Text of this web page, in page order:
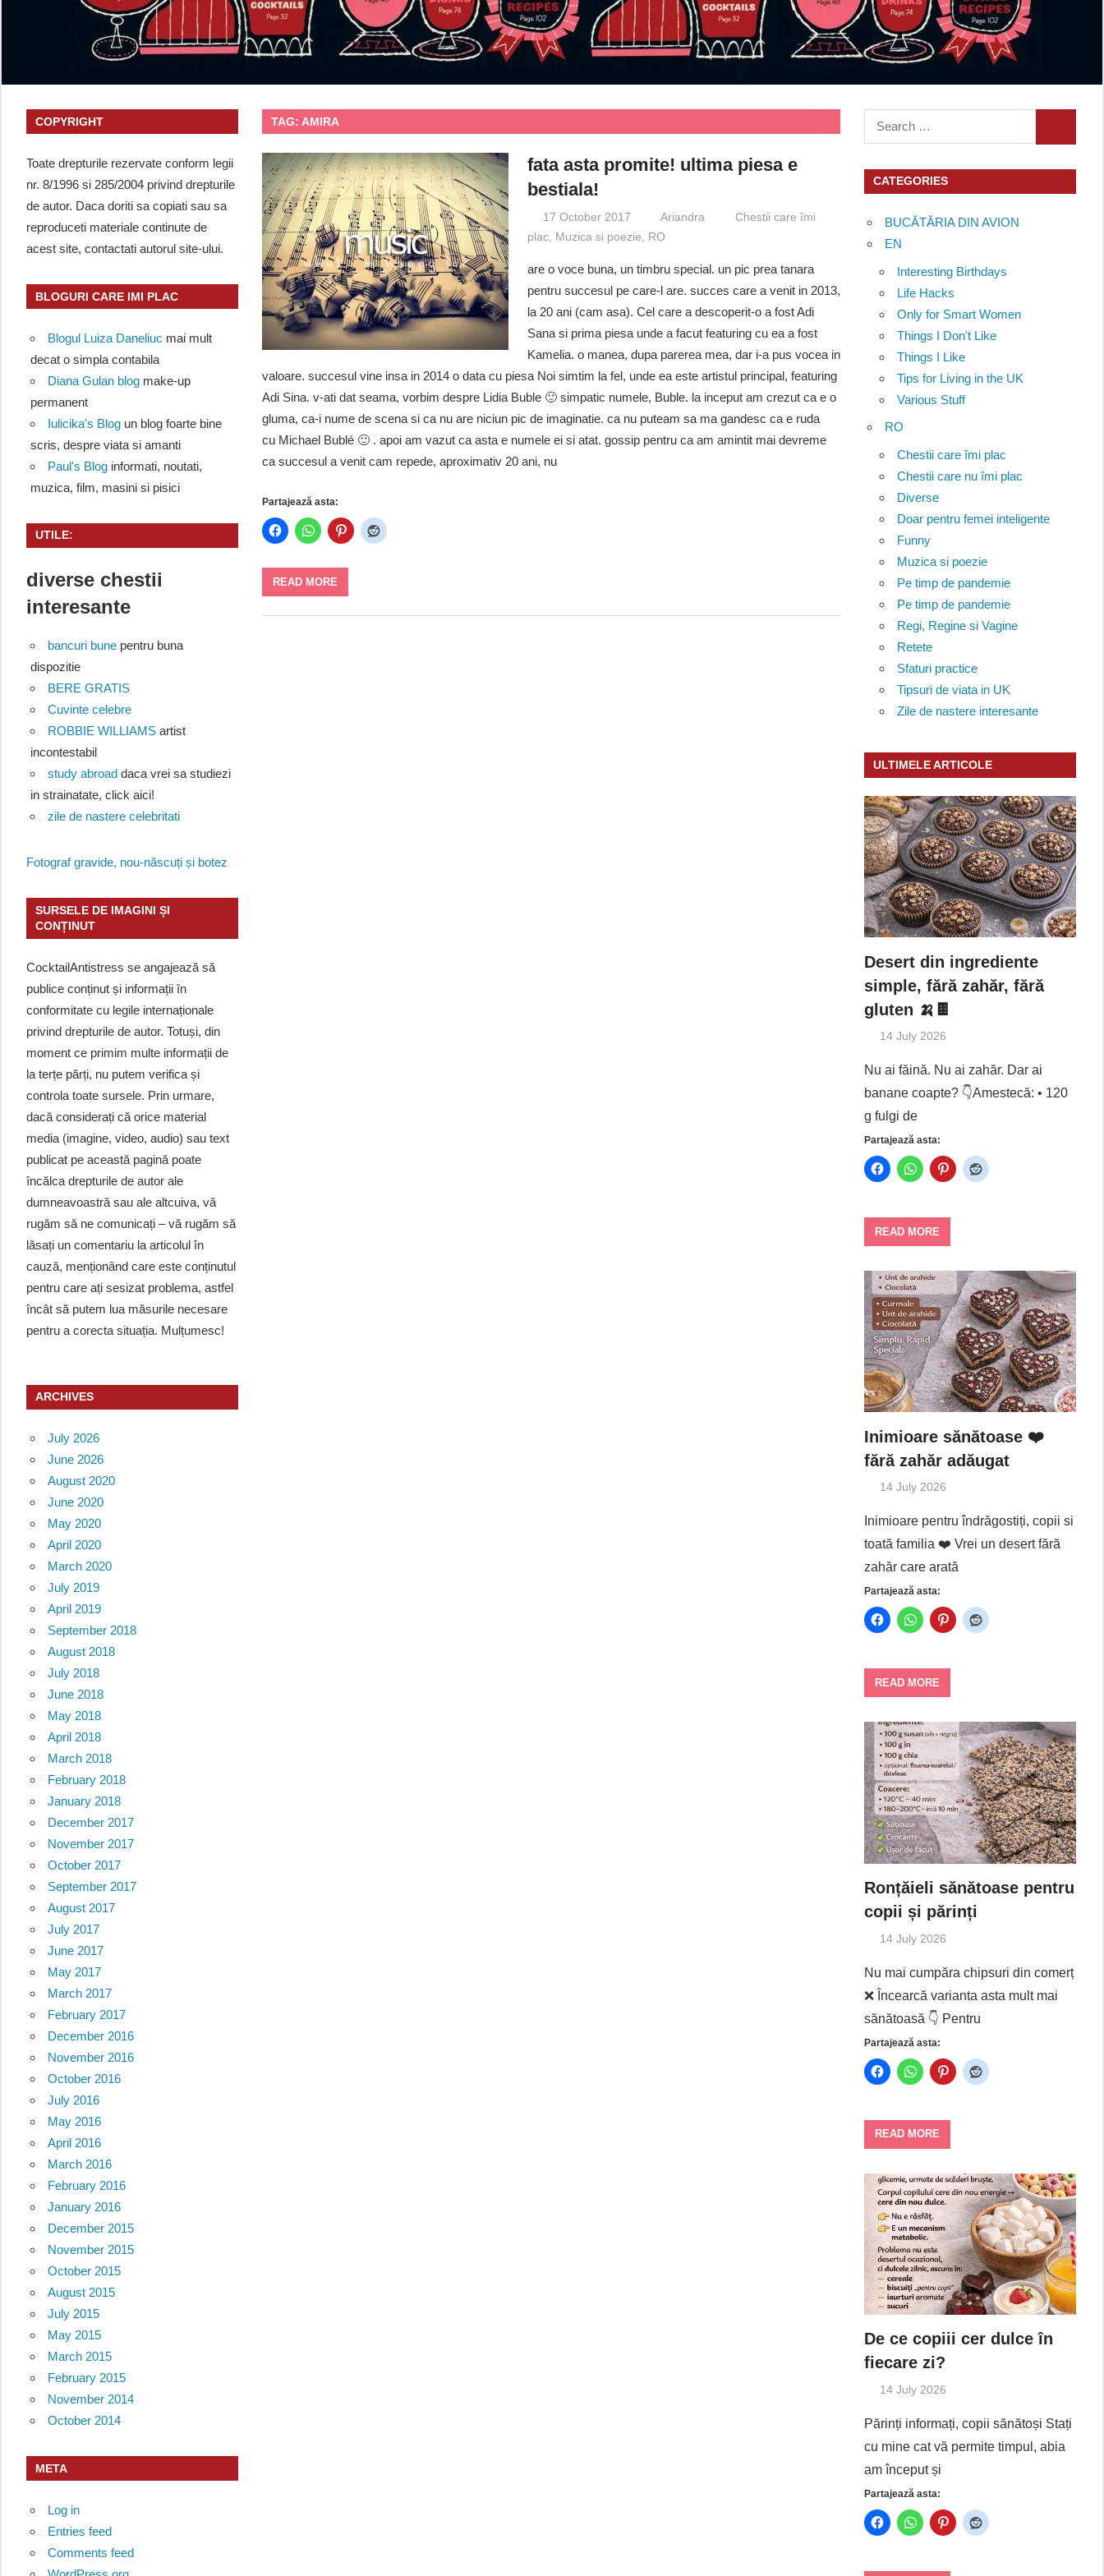
TAG: AMIRA
fata asta promite! ultima piesa e
bestiala!
17 October 2017 Ariandra
Chestii care îmi
plac, Muzica si poezie RO
are o voce buna, un timbru special. un pic prea tanara
pentru succesul pe care-l are. succes care a venit in 2013,
la 20 ani (cam asa). Cel care a descoperit-o a fost Adi
Sana si prima piesa unde a facut featuring cu ea a fost
Kamelia. o manea, dupa parerea mea, dar i-a pus vocea in
valoare. succesul vine insa in 2014 o data cu piesa Noi simtim la fel, unde ea este artistul principal, featuring
Adi Sina. v-ati dat seama, vorbim despre Lidia Buble 🙂 simpatic numele, Buble. la inceput am crezut ca e o
gluma, ca-i nume de scena si ca nu are niciun pic de imaginatie. ca nu puteam sa ma gandesc ca e ruda
cu Michael Bublé 🙂 . apoi am vazut ca asta e numele ei si atat. gossip pentru ca am amintit mai devreme
ca succesul a venit cam repede, aproximativ 20 ani, nu
Partajează asta:
READ MORE
COPYRIGHT
Toate drepturile rezervate conform legii
nr. 8/1996 si 285/2004 privind drepturile
de autor. Daca doriti sa copiati sau sa
reproduceti materiale continute de
acest site, contactati autorul site-ului.
BLOGURI CARE IMI PLAC
Blogul Luiza Daneliuc mai mult
decat o simpla contabila
Diana Gulan blogmake-up
permanent
Iulicika's Blogun blog foarte bine
scris, despre viata si amanti
Paul's Bloginformati, noutati,
muzica, film, masini si pisici
UTILE:
diverse chestii
interesante
bancuri bunepentru buna
dispozitie
BERE GRATIS
Cuvinte celebre
ROBBIE WILLIAMSartist
incontestabil
study abroaddaca vrei sa studiezi
in strainatate, click aici!
zile de nastere celebritati
Fotograf gravide, nou-născuți și botez
SURSELE DE IMAGINI ȘI
CONȚINUT
CocktailAntistress se angajează să
publice conținut și informații în
conformitate cu legile internaționale
privind drepturile de autor. Totuși, din
moment ce primim multe informații de
la terțe părți, nu putem verifica și
controla toate sursele. Prin urmare,
dacă considerați că orice material
media (imagine, video, audio) sau text
publicat pe această pagină poate
încălca drepturile de autor ale
dumneavoastră sau ale altcuiva, vă
rugăm să ne comunicați – vă rugăm să
lăsați un comentariu la articolul în
cauză, menționând care este conținutul
pentru care ați sesizat problema, astfel
încât să putem lua măsurile necesare
pentru a corecta situația. Mulțumesc!
ARCHIVES
July 2026
June 2026
August 2020
June 2020
May 2020
April 2020
March 2020
July 2019
April 2019
September 2018
August 2018
July 2018
June 2018
May 2018
April 2018
March 2018
February 2018
January 2018
December 2017
November 2017
October 2017
September 2017
August 2017
July 2017
June 2017
May 2017
March 2017
February 2017
December 2016
November 2016
October 2016
July 2016
May 2016
April 2016
March 2016
February 2016
January 2016
December 2015
November 2015
October 2015
August 2015
July 2015
May 2015
March 2015
February 2015
November 2014
October 2014
META
Log in
Entries feed
Comments feed
Search
for:
CATEGORIES
BUCĂTĂRIA DIN AVION
EN
Interesting Birthdays
Life Hacks
Only for Smart Women
Things I Don't Like
Things I Like
Tips for Living in the UK
Various Stuff
RO
Chestii care îmi plac
Chestii care nu îmi plac
Diverse
Doar pentru femei inteligente
Funny
Muzica si poezie
Pe timp de pandemie
Pe timp de pandemie
Regi, Regine si Vagine
Retete
Sfaturi practice
Tipsuri de viata in UK
Zile de nastere interesante
ULTIMELE ARTICOLE
Desert din ingrediente
simple, fără zahăr, fără
gluten 🍌🍫
14 July 2026
Nu ai făină. Nu ai zahăr. Dar ai
banane coapte? 👇Amestecă: • 120
g fulgi de
Partajează asta:
READ MORE
Inimioare sănătoase ❤️
fără zahăr adăugat
14 July 2026
Inimioare pentru îndrăgostiți, copii si
toată familia ❤️ Vrei un desert fără
zahăr care arată
Partajează asta:
READ MORE
Ronțăieli sănătoase pentru
copii și părinți
14 July 2026
Nu mai cumpăra chipsuri din comerț
❌ Încearcă varianta asta mult mai
sănătoasă 👇 Pentru
Partajează asta:
READ MORE
De ce copiii cer dulce în
fiecare zi?
14 July 2026
Părinți informați, copii sănătoși Stați
cu mine cat vă permite timpul, abia
am început și
Partajează asta: